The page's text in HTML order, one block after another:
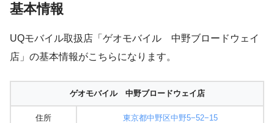
基本情報
UQモバイル取扱店「ゲオモバイル 中野ブロードウェイ
店」の基本情報がこちらになります。
ゲオモバイル 中野ブロードウェイ店
住所 東京都中野区中野5−52−15